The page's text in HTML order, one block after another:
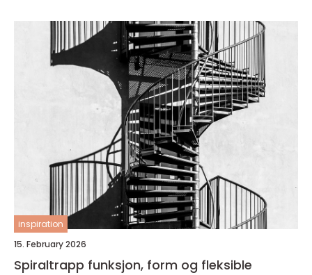
inspiration
15. February 2026
Spiraltrapp funksjon, form og fleksible